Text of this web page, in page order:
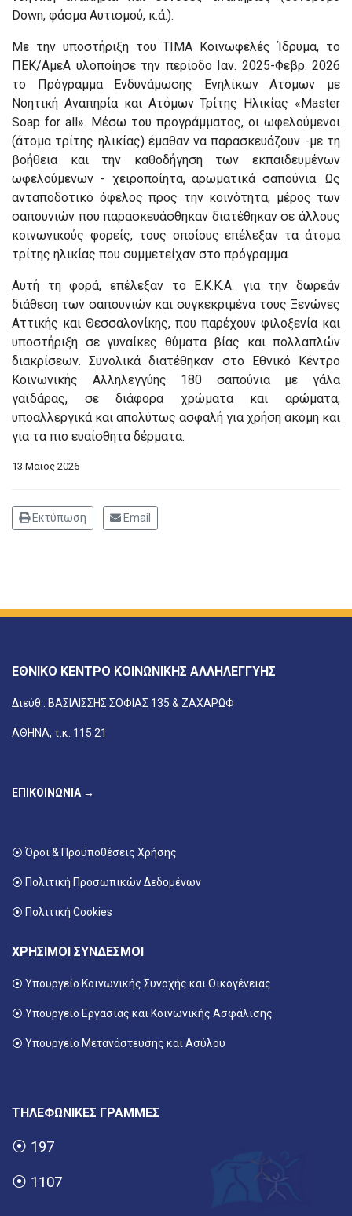
Down, φάσμα Αυτισμού, κ.ά.).
Με την υποστήριξη του ΤΙΜΑ Κοινωφελές Ίδρυμα, το
ΠΕΚ/ΑμεΑ υλοποίησε την περίοδο Ιαν. 2025-Φεβρ. 2026
το Πρόγραμμα Ενδυνάμωσης Ενηλίκων Ατόμων με
Νοητική Αναπηρία και Ατόμων Τρίτης Ηλικίας «Master
Soap for all». Μέσω του προγράμματος, οι ωφελούμενοι
(άτομα τρίτης ηλικίας) έμαθαν να παρασκευάζουν -με τη
βοήθεια και την καθοδήγηση των εκπαιδευμένων
ωφελούμενων - χειροποίητα, αρωματικά σαπούνια. Ως
ανταποδοτικό όφελος προς την κοινότητα, μέρος των
σαπουνιών που παρασκευάσθηκαν διατέθηκαν σε άλλους
κοινωνικούς φορείς, τους οποίους επέλεξαν τα άτομα
τρίτης ηλικίας που συμμετείχαν στο πρόγραμμα.
Αυτή τη φορά, επέλεξαν το Ε.Κ.Κ.Α. για την δωρεάν
διάθεση των σαπουνιών και συγκεκριμένα τους Ξενώνες
Αττικής και Θεσσαλονίκης, που παρέχουν φιλοξενία και
υποστήριξη σε γυναίκες θύματα βίας και πολλαπλών
διακρίσεων. Συνολικά διατέθηκαν στο Εθνικό Κέντρο
Κοινωνικής Αλληλεγγύης 180 σαπούνια με γάλα
γαϊδάρας, σε διάφορα χρώματα και αρώματα,
υποαλλεργικά και απολύτως ασφαλή για χρήση ακόμη και
για τα πιο ευαίσθητα δέρματα.
13 Μαϊος 2026
Εκτύπωση Email
ΕΘΝΙΚΟ ΚΕΝΤΡΟ ΚΟΙΝΩΝΙΚΗΣ ΑΛΛΗΛΕΓΓΥΗΣ
Διεύθ.: ΒΑΣΙΛΙΣΣΗΣ ΣΟΦΙΑΣ 135 & ΖΑΧΑΡΩΦ
ΑΘΗΝΑ, τ.κ. 115 21
ΕΠΙΚΟΙΝΩΝΙΑ →
⦿ Όροι & Προϋποθέσεις Χρήσης
⦿ Πολιτική Προσωπικών Δεδομένων
⦿ Πολιτική Cookies
ΧΡΗΣΙΜΟΙ ΣΥΝΔΕΣΜΟΙ
⦿ Υπουργείο Κοινωνικής Συνοχής και Οικογένειας
⦿ Υπουργείο Εργασίας και Κοινωνικής Ασφάλισης
⦿ Υπουργείο Μετανάστευσης και Ασύλου
ΤΗΛΕΦΩΝΙΚΕΣ ΓΡΑΜΜΕΣ
⦿ 197
⦿ 1107